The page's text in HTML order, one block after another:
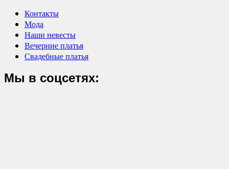
Контакты
Мода
Наши невесты
Вечерние платья
Свадебные платья
Мы в соцсетях: